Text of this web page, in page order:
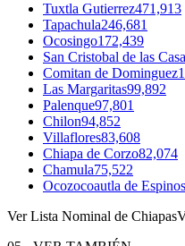
Tuxtla Gutierrez471,913
Tapachula246,681
Ocosingo172,439
San Cristobal de las
Comitan de Dominguez
Las Margaritas99,892
Palenque97,801
Chilon94,852
Villaflores83,608
Chiapa de Corzo82,074
Chamula75,522
Ocozocoautla de
Ver Lista Nominal de Chiapas